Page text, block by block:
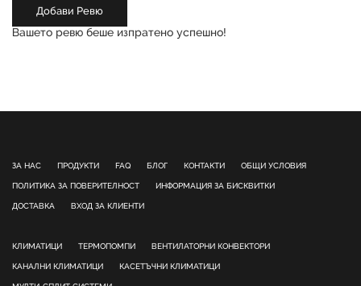
Добави Ревю
Вашето ревю беше изпратено успешно!
ЗА НАС ПРОДУКТИ FAQ БЛОГ КОНТАКТИ ОБЩИ УСЛОВИЯ
ПОЛИТИКА ЗА ПОВЕРИТЕЛНОСТ ИНФОРМАЦИЯ ЗА БИСКВИТКИ
ДОСТАВКА ВХОД ЗА КЛИЕНТИ
КЛИМАТИЦИ ТЕРМОПОМПИ ВЕНТИЛАТОРНИ КОНВЕКТОРИ
КАНАЛНИ КЛИМАТИЦИ КАСЕТЪЧНИ КЛИМАТИЦИ